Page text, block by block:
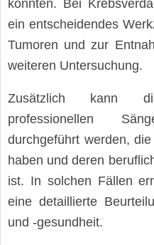
könnten. Bei
ein entscheidendes
Tumoren und zur
weiteren Untersuchung.
Zusätzlich kann
professionellen
durchgeführt werden,
haben und deren
ist. In solchen Fällen
eine detaillierte
und -gesundheit.